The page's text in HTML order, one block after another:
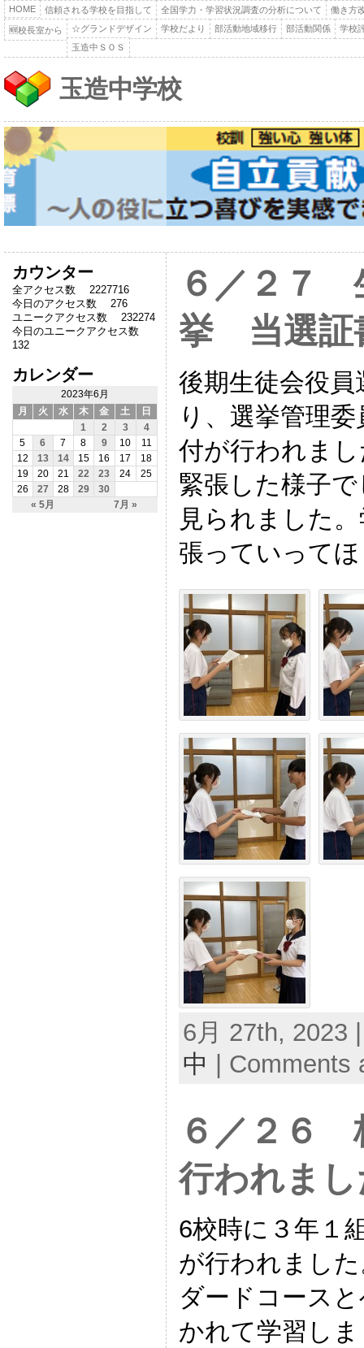
HOME 信頼される学校を目指して 全国学力・学習状況調査の分析について 働き方
🆕校長室から ☆グランドデザイン 学校だより 部活動地域移行 部活動関係
学校
玉造中ＳＯＳ
玉造中学校
カウンター
全アクセス数 2227716
今日のアクセス数 276
ユニークアクセス数 232274
今日のユニークアクセス数
132
カレンダー
2023年6月
月
火 水 木 金 土 日
« 5月 7月 »
1 2 3
4
5
6 7 8 9 10
11
12
13 14 15 16 17
18
19
20 21 22 23 24
25
26
27 28 29 30
６／２７
挙 当選証
後期生徒会役
り、選挙管理
付が行われま
緊張した様子
見られました
張っていって
6月 27th, 2023
中 | Comments
６／２６
行われま
6校時に３年１
が行われまし
ダードコース
かれて学習し